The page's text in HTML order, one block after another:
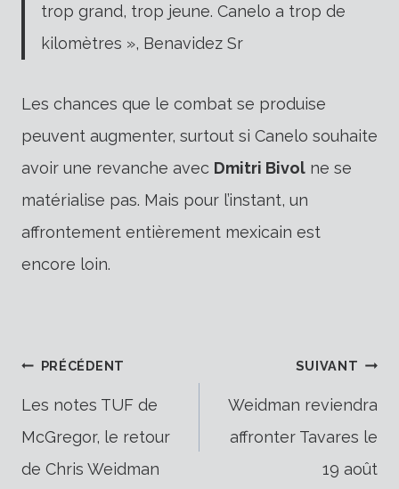
trop grand, trop jeune. Canelo a trop de
kilomètres », Benavidez Sr
Les chances que le combat se produise
peuvent augmenter, surtout si Canelo souhaite
avoir une revanche avec Dmitri Bivol ne se
matérialise pas. Mais pour l’instant, un
affrontement entièrement mexicain est
encore loin.
Navigation
de
PRÉCÉDENT
Les notes TUF de
McGregor, le retour
de Chris Weidman
SUIVANT
Weidman reviendra
affronter Tavares le
19 août